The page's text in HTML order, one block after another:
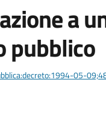
a
pubblico
05-